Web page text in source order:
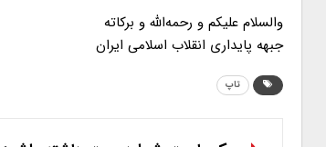
والسلام علیکم و رحمه‌الله و برکاته
جبهه پایداری انقلاب اسلامی ایران
تاپ